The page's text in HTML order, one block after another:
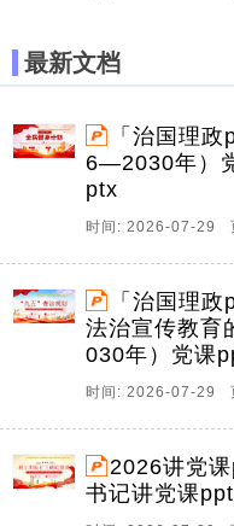
最新文档
「治国理
6—2030年）
ptx
时间: 2026-07-29
「治国理
法治宣传教育
030年）党课
时间: 2026-07-29
2026讲党
书记讲党课